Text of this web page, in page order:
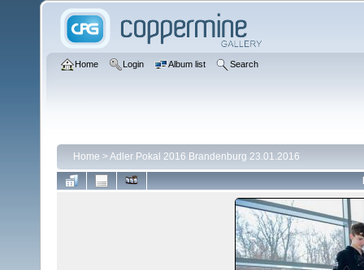
Home Login Album list Search
Home >Adler Pokal 2016 Brandenburg 23.01.2016